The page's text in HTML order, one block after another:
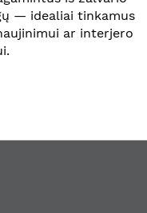
— idealiai tinkamus
ar interjero